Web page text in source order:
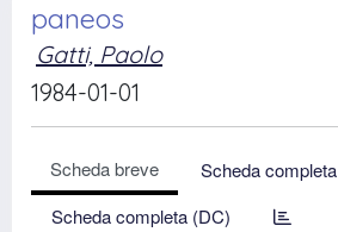
paneos
Gatti, Paolo
1984-01-01
Scheda breve
Scheda completa
Scheda completa (DC)